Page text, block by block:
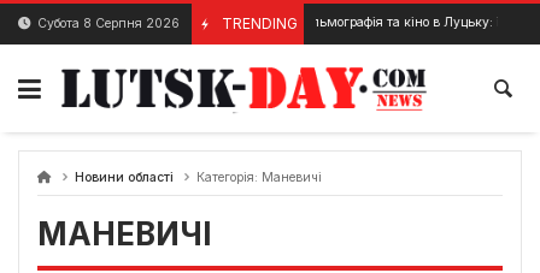
Skip
content
Субота 8 Серпня 2026 TRENDING
20 Грудня, 2023 Фільмографія та кіно в Луцьку: історія й
Новини області Категорія: Маневичі
МАНЕВИЧІ